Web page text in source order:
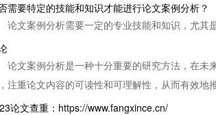
需要特定的技能和知识才能进行论文案例分析？
论文案例分析需要一定的专业技能和知识，尤其
论文案例分析是一种十分重要的研究方法，在
注重论文内容的可读性和可理解性，从而有效地
论文查重：https://www.fangxince.cn/